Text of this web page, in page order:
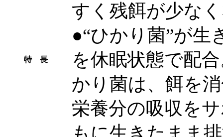
特 長
すく残餌が少な
●“ひかり菌”が
を休眠状態で配
かり菌は、餌を
栄養分の吸収を
もに生きたまま